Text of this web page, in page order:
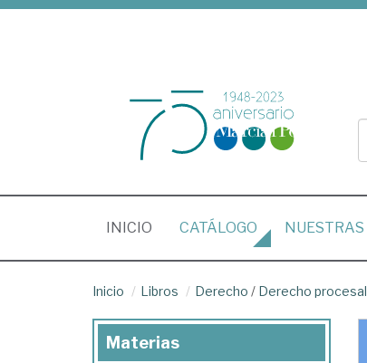
INICIO (CURRENT)
CATÁLOGO NUESTRAS
Inicio Libros Derecho / Derecho procesal
Materias